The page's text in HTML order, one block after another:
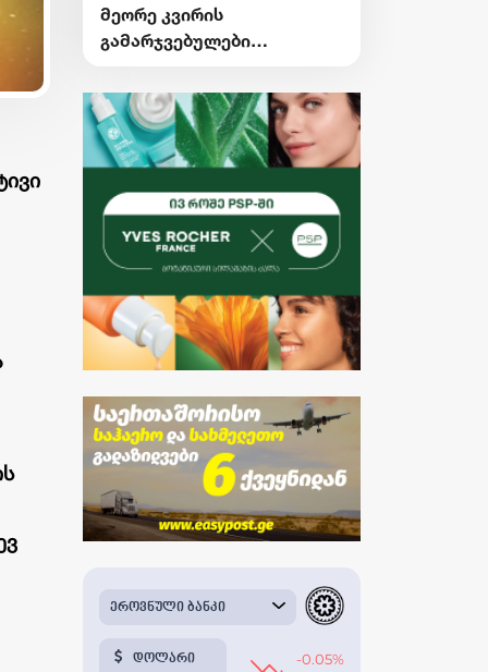
მეორე კვირის
გამარჯვებულები
ისარგებლებენ